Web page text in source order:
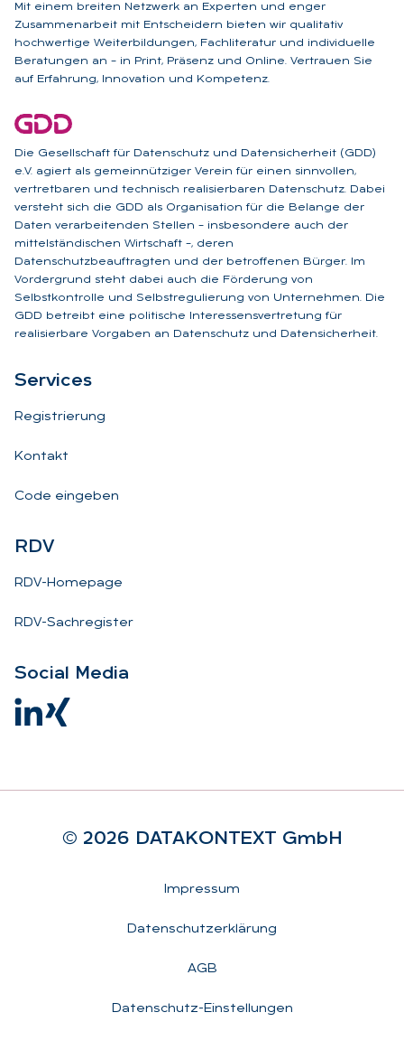
Mit einem breiten Netzwerk an Experten und enger
Zusammenarbeit mit Entscheidern bieten wir qualitativ
hochwertige Weiterbildungen, Fachliteratur und individuelle
Beratungen an – in Print, Präsenz und Online. Vertrauen Sie
auf Erfahrung, Innovation und Kompetenz.
Die Gesellschaft für Datenschutz und Datensicherheit (GDD)
e.V. agiert als gemeinnütziger Verein für einen sinnvollen,
vertretbaren und technisch realisierbaren Datenschutz. Dabei
versteht sich die GDD als Organisation für die Belange der
Daten verarbeitenden Stellen – insbesondere auch der
mittelständischen Wirtschaft –, deren
Datenschutzbeauftragten und der betroffenen Bürger. Im
Vordergrund steht dabei auch die Förderung von
Selbstkontrolle und Selbstregulierung von Unternehmen. Die
GDD betreibt eine politische Interessensvertretung für
realisierbare Vorgaben an Datenschutz und Datensicherheit.
Ser­vices
Registrierung
Kontakt
Code eingeben
RDV
RDV-Homepage
RDV-Sachregister
So­ci­al Me­dia
© 2026 DA­TA­KON­TEXT GmbH
Impressum
Datenschutzerklärung
AGB
Datenschutz-Einstellungen